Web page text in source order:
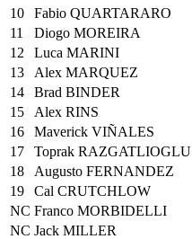
10
Fabio QUARTARARO
11
Diogo MOREIRA
12
Luca MARINI
13
Alex MARQUEZ
14
Brad BINDER
15
Alex RINS
16
Maverick VIÑALES
17
Toprak RAZGATLIOGLU
18
Augusto FERNANDEZ
19
Cal CRUTCHLOW
NC Franco MORBIDELLI
NC Jack MILLER